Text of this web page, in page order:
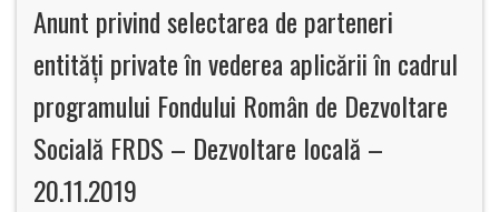
Anunt privind selectarea de parteneri
entități private în vederea aplicării în cadrul
programului Fondului Român de Dezvoltare
Socială FRDS – Dezvoltare locală –
20.11.2019